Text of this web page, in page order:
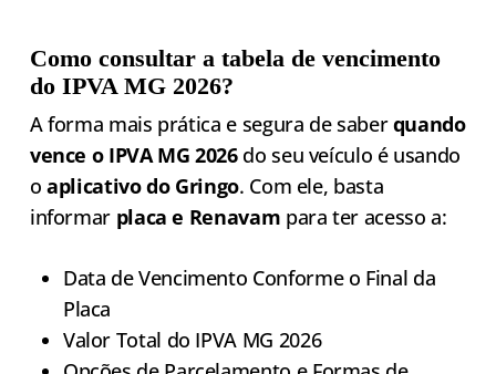
Como consultar a tabela de vencimento
do IPVA MG 2026?
A forma mais prática e segura de saberquando
vence o IPVA MG 2026do seu veículo é usando
oaplicativo do Gringo. Com ele, basta
informar placa e Renavam para ter acesso a:
Data de Vencimento Conforme o Final da
Placa
Valor Total do IPVA MG 2026